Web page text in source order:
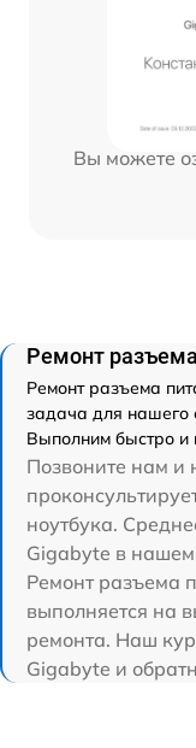
Вы можете
Ремонт
Ремонт разъема
задача для нашего
Выполним быстро и
Позвоните нам и
ноутбука.
Gigabyte в
Ремонт разъема
выполняется на
ремонта. Наш
Gigabyte и